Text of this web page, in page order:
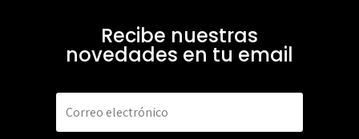
Recibe nuestras
novedades en tu email